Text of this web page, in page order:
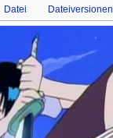
Datei Dateiversionen